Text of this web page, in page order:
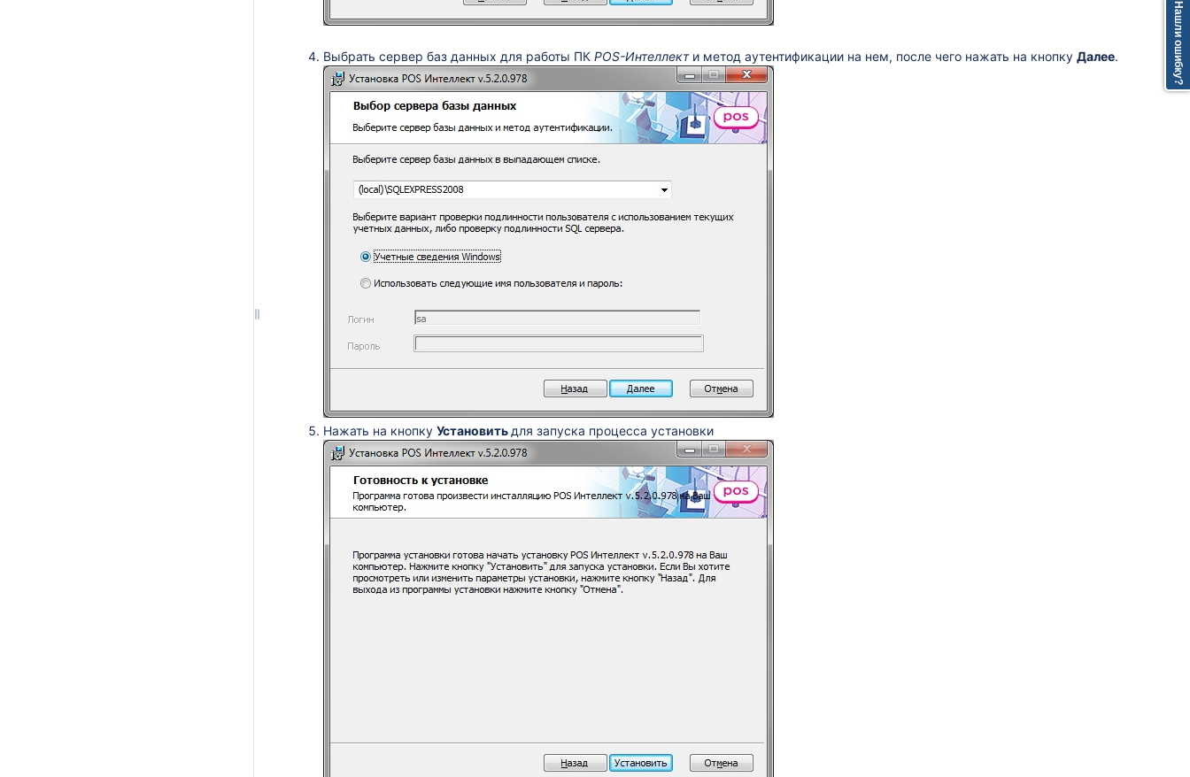
Выбрать сервер баз данных для работы ПК POS-Интеллекти метод аутентификации на нем, после чего нажать на кнопку Далее.
Нажать на кнопку Установить для запуска процесса установки
Нашли ошибку?